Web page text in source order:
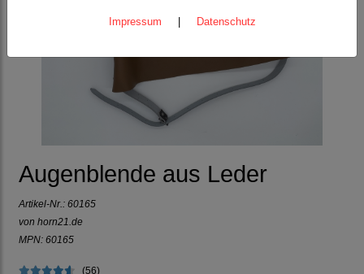
Augenblende aus Leder
Artikel-Nr.: 60165
von horn21.de
MPN: 60165
(56)
Impressum Datenschutz